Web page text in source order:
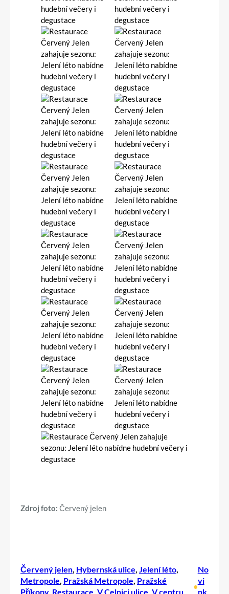
Zdroj foto: Červený jelen
Červený jelen, Hybernská ulice, Jelení léto
Metropole, Pražská Metropole, Pražské
Příkopy, Restaurace, V Celnici ulice, V centru
•
No
vi
nk